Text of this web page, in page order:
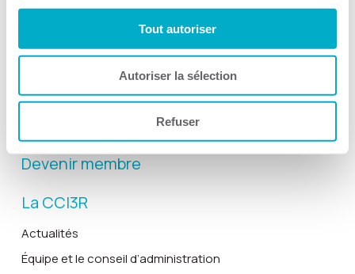
Tout autoriser
Autoriser la sélection
Refuser
Gala Radisson
Solutions RH
Devenir membre
La CCI3R
Actualités
Équipe et le conseil d’administration